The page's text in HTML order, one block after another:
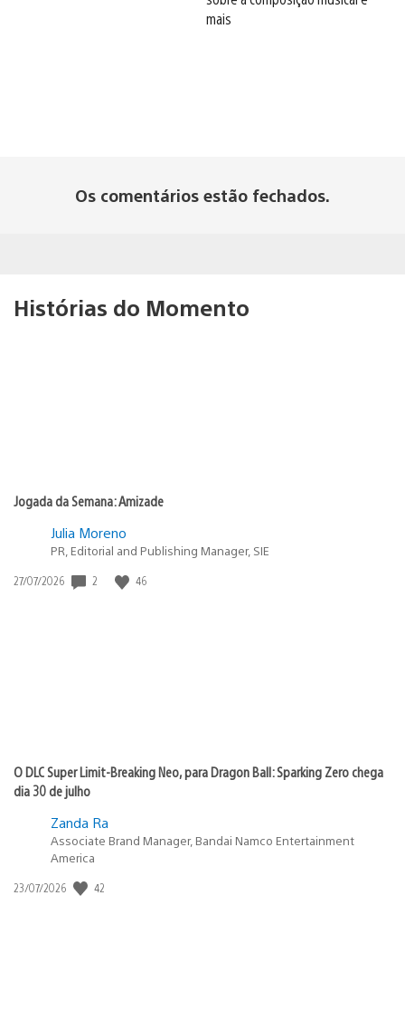
mais
Os comentários estão fechados.
Histórias do Momento
Jogada da Semana: Amizade
Julia Moreno
PR, Editorial and Publishing Manager, SIE
Data
27/07/2026 2 46
O DLC Super Limit-Breaking Neo, para Dragon Ball: Sparking Zero chega
dia 30 de julho
Zanda Ra
Associate Brand Manager, Bandai Namco Entertainment
America
Data
23/07/2026 42